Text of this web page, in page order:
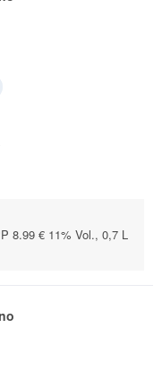
8.99 € 11% Vol., 0,7 L